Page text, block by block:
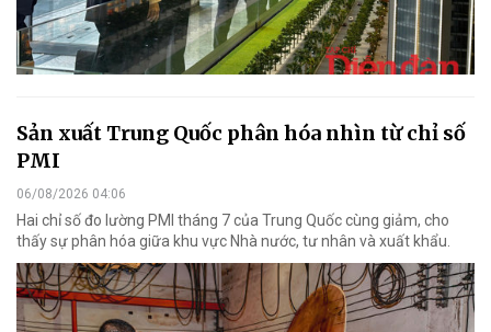
Sản xuất Trung Quốc phân hóa nhìn từ chỉ số
PMI
06/08/2026 04:06
Hai chỉ số đo lường PMI tháng 7 của Trung Quốc cùng giảm, cho
thấy sự phân hóa giữa khu vực Nhà nước, tư nhân và xuất khẩu.